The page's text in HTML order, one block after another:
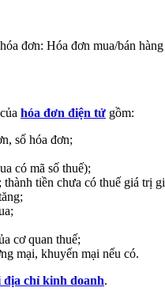
đơn: Hóa đơn mua/bán
hóa đơn điện tử gồm:
số hóa đơn;
có mã số thuế);
tiền chưa có thuế giá trị
cơ quan thuế;
mại, khuyến mại nếu có.
chỉ kinh doanh.